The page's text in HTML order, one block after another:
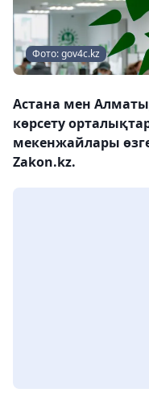
Фото: gov4c.kz
Астана мен
көрсету
мекенжайлары
Zakon.kz.